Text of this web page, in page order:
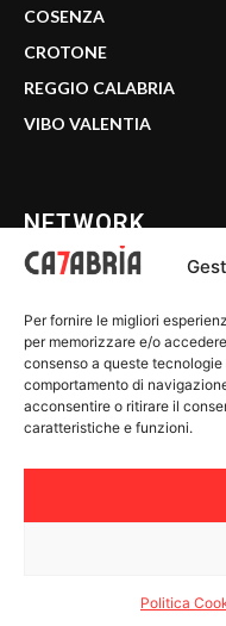
Per fornire le migliori
per memorizzare e/o
consenso a queste
comportamento di
acconsentire o ritirare il
caratteristiche e funzioni.
Politica
COSENZA
CROTONE
REGGIO CALABRIA
VIBO VALENTIA
NETWORK
WE CALABRIA
C7 PLAY
MIX ZONE
Riservatezza Dati